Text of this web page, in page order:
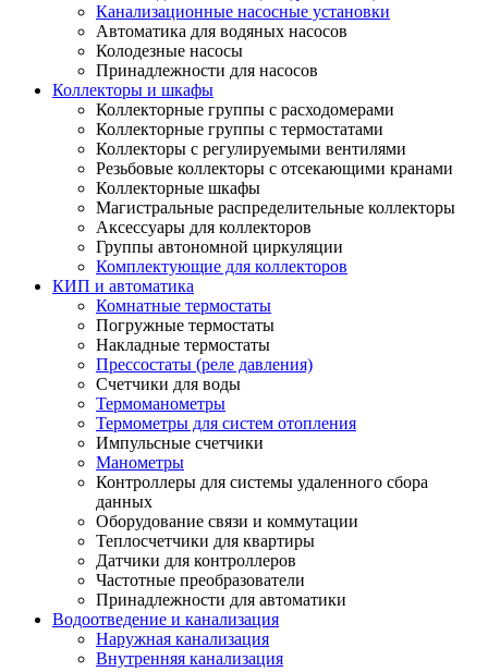
Канализационные насосные установки
Автоматика для водяных насосов
Колодезные насосы
Принадлежности для насосов
Коллекторы и шкафы
Коллекторные группы с расходомерами
Коллекторные группы с термостатами
Коллекторы с регулируемыми вентилями
Резьбовые коллекторы с отсекающими кранами
Коллекторные шкафы
Магистральные распределительные коллекторы
Аксессуары для коллекторов
Группы автономной циркуляции
Комплектующие для коллекторов
КИП и автоматика
Комнатные термостаты
Погружные термостаты
Накладные термостаты
Прессостаты (реле давления)
Счетчики для воды
Термоманометры
Термометры для систем отопления
Импульсные счетчики
Манометры
Контроллеры для системы удаленного сбора
данных
Оборудование связи и коммутации
Теплосчетчики для квартиры
Датчики для контроллеров
Частотные преобразователи
Принадлежности для автоматики
Водоотведение и канализация
Наружная канализация
Внутренняя канализация